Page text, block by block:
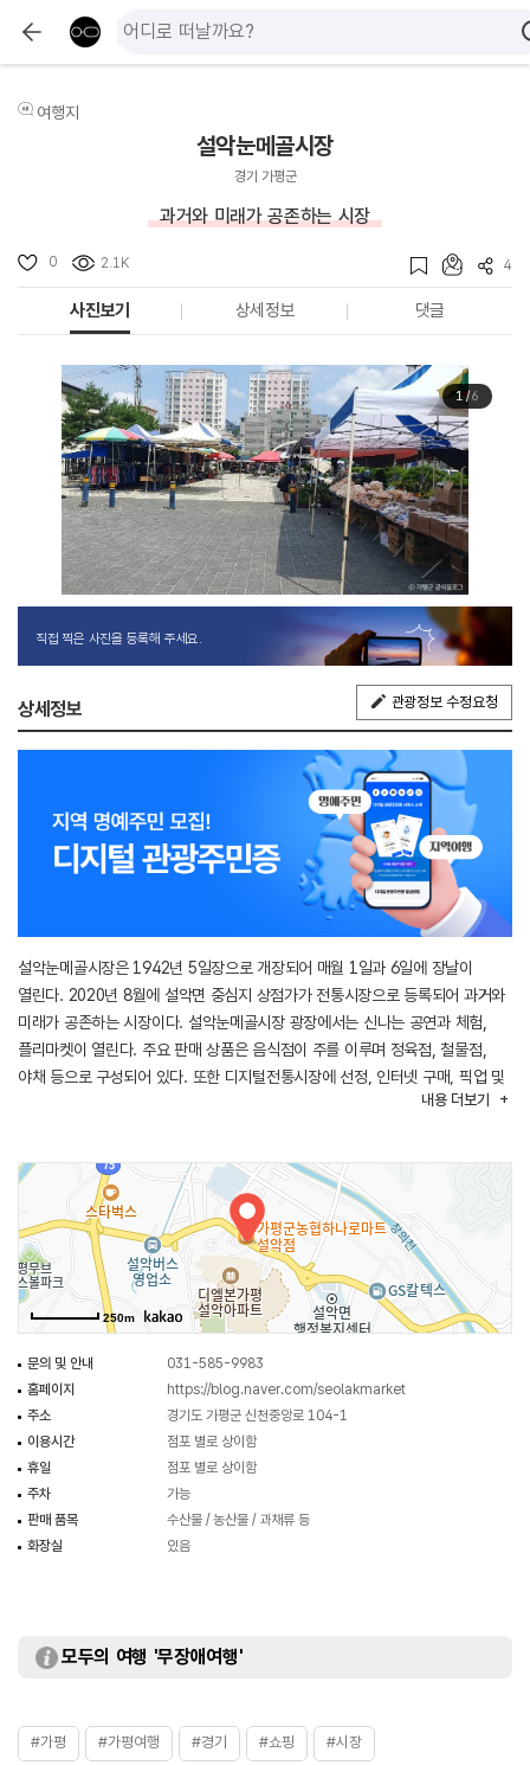
여행지
설악눈메골시장
경기 가평군
과거와 미래가 공존하는 시장
0 2.1K 4
사진보기 상세정보 댓글
1/6
직접 찍은 사진을 등록해 주세요.
상세정보 관광정보 수정요청
설악눈메골시장은 1942년 5일장으로 개장되어 매월 1일과 6일에 장날이
열린다. 2020년 8월에 설악면 중심지 상점가가 전통시장으로 등록되어 과거와
미래가 공존하는 시장이다. 설악눈메골시장 광장에서는 신나는 공연과 체험,
플리마켓이 열린다. 주요 판매 상품은 음식점이 주를 이루며 정육점, 철물점,
야채 등으로 구성되어 있다. 또한 디지털전통시장에 선정, 인터넷 구매, 픽업 및
꾸러미상품을 판매하고 있으며 각종 지원사업으로 광장의 멋진 야경과 도깨비
내용 더보기
250m
문의 및 안내
031-585-9983
홈페이지
https://blog.naver.com/seolakmarket
주소
경기도 가평군 신천중앙로 104-1
이용시간
점포 별로 상이함
휴일
점포 별로 상이함
주차
가능
판매 품목
수산물 / 농산물 / 과채류 등
화장실
있음
모두의 여행 '무장애여행'
#가평 #가평여행 #경기 #쇼핑 #시장